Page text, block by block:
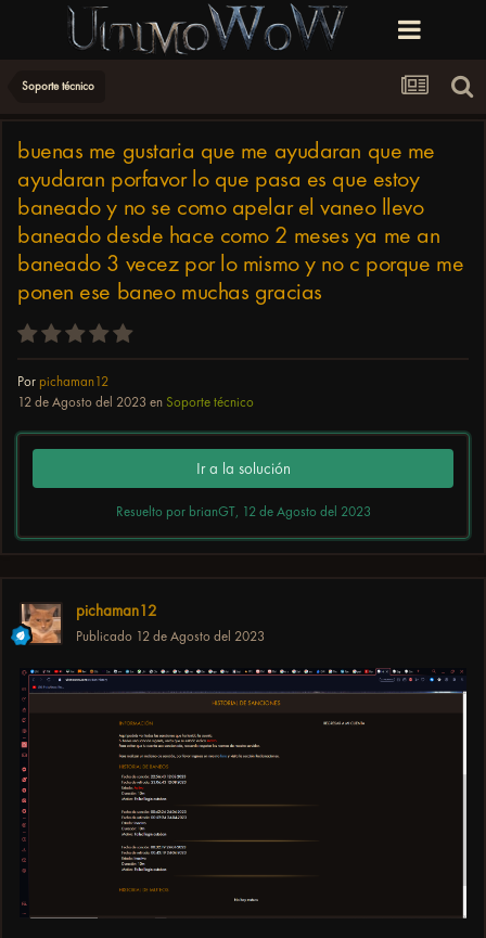
Soporte técnico
buenas me gustaria que me ayudaran que me
ayudaran porfavor lo que pasa es que estoy
baneado y no se como apelar el vaneo llevo
baneado desde hace como 2 meses ya me an
baneado 3 vecez por lo mismo y no c porque me
ponen ese baneo muchas gracias
Por pichaman12
12 de Agosto del 2023 en Soporte técnico
Ir a la solución
Resuelto por brianGT, 12 de Agosto del 2023
pichaman12
Publicado 12 de Agosto del 2023